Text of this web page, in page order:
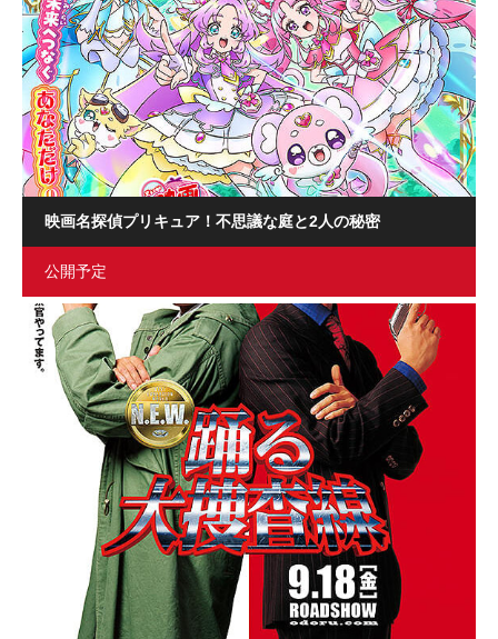
映画名探偵プリキュア！不思議な庭と2人の秘密
公開予定